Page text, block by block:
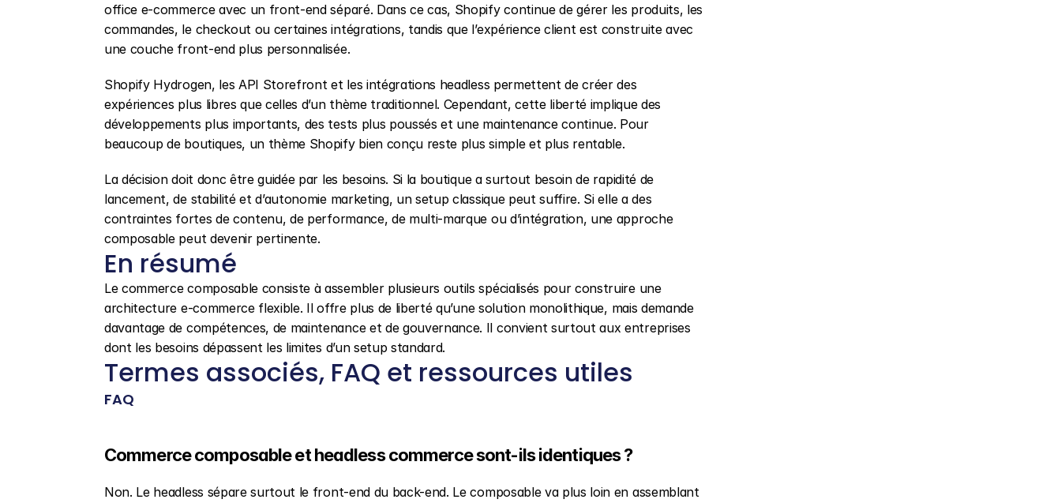
office e-commerce avec un front-end séparé. Dans ce cas, Shopify continue de gérer les produits, les
commandes, le checkout ou certaines intégrations, tandis que l’expérience client est construite avec
une couche front-end plus personnalisée.
Shopify Hydrogen, les API Storefront et les intégrations headless permettent de créer des
expériences plus libres que celles d’un thème traditionnel. Cependant, cette liberté implique des
développements plus importants, des tests plus poussés et une maintenance continue. Pour
beaucoup de boutiques, un thème Shopify bien conçu reste plus simple et plus rentable.
La décision doit donc être guidée par les besoins. Si la boutique a surtout besoin de rapidité de
lancement, de stabilité et d’autonomie marketing, un setup classique peut suffire. Si elle a des
contraintes fortes de contenu, de performance, de multi-marque ou d’intégration, une approche
composable peut devenir pertinente.
En résumé
Le commerce composable consiste à assembler plusieurs outils spécialisés pour construire une
architecture e-commerce flexible. Il offre plus de liberté qu’une solution monolithique, mais demande
davantage de compétences, de maintenance et de gouvernance. Il convient surtout aux entreprises
dont les besoins dépassent les limites d’un setup standard.
Termes associés, FAQ et ressources utiles
FAQ
Commerce composable et headless commerce sont-ils identiques ?
Non. Le headless sépare surtout le front-end du back-end. Le composable va plus loin en assemblant